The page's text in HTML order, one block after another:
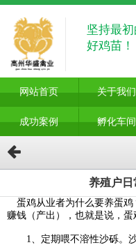
坚持最
好鸡苗！
网站首页 关于我们
成功案例 孵化车间
养殖户日
蛋鸡从业者为什么要养蛋鸡
赚钱（产出），也就是说，蛋
1、定期喂不溶性沙砾。沙